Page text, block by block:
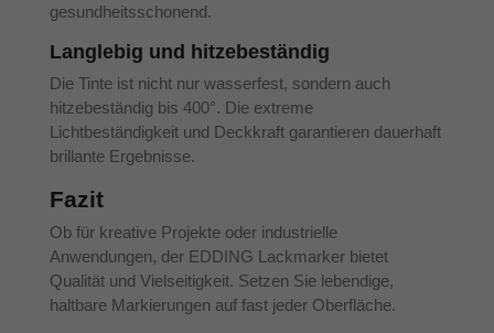
gesundheitsschonend.
Langlebig und hitzebeständig
Die Tinte ist nicht nur wasserfest, sondern auch
hitzebeständig bis 400°. Die extreme
Lichtbeständigkeit und Deckkraft garantieren dauerhaft
brillante Ergebnisse.
Fazit
Ob für kreative Projekte oder industrielle
Anwendungen, der EDDING Lackmarker bietet
Qualität und Vielseitigkeit. Setzen Sie lebendige,
haltbare Markierungen auf fast jeder Oberfläche.